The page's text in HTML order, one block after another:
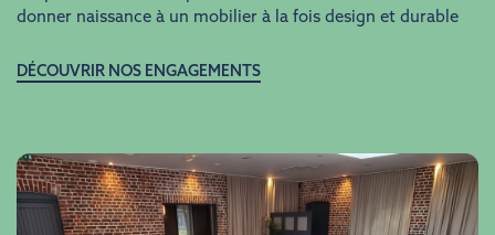
donner naissance à un mobilier à la fois design et durable
DÉCOUVRIR NOS ENGAGEMENTS